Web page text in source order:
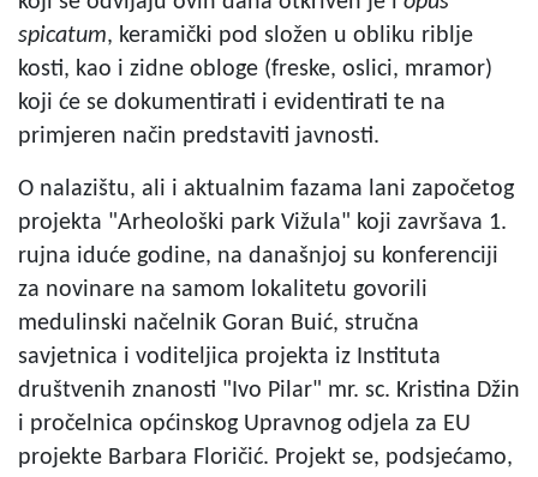
spicatum, keramički pod složen u obliku riblje
kosti, kao i zidne obloge (freske, oslici, mramor)
koji će se dokumentirati i evidentirati te na
primjeren način predstaviti javnosti.
O nalazištu, ali i aktualnim fazama lani započetog
projekta "Arheološki park Vižula" koji završava 1.
rujna iduće godine, na današnjoj su konferenciji
za novinare na samom lokalitetu govorili
medulinski načelnik Goran Buić, stručna
savjetnica i voditeljica projekta iz Instituta
društvenih znanosti "Ivo Pilar" mr. sc. Kristina Džin
i pročelnica općinskog Upravnog odjela za EU
projekte Barbara Floričić. Projekt se, podsjećamo,